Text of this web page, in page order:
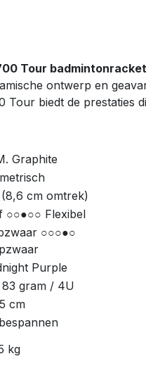
Tour badmintonracket
ontwerp en
biedt de prestaties
Graphite
(8,6 cm omtrek)
○○●○○ Flexibel
○○○●○
Purple
83 gram / 4U
cm
kg